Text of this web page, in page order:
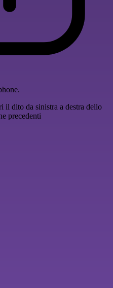
il dito da sinistra a destra dello
precedenti